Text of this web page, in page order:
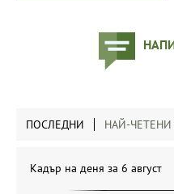
ПОСЛЕДНИ НАЙ-ЧЕТЕНИ
Кадър на деня за 6 август